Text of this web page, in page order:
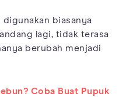
biasanya
lagi, tidak terasa
berubah menjadi
Coba Buat Pupuk